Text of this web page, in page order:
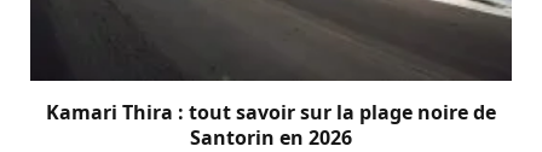
Kamari Thira : tout savoir sur la plage noire de
Santorin en 2026